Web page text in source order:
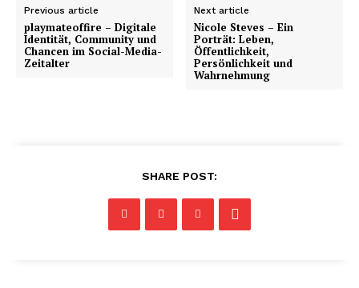
Previous article
playmateoffire – Digitale
Identität, Community und
Chancen im Social-Media-
Zeitalter
Next article
Nicole Steves – Ein
Porträt: Leben,
Öffentlichkeit,
Persönlichkeit und
Wahrnehmung
SHARE POST: